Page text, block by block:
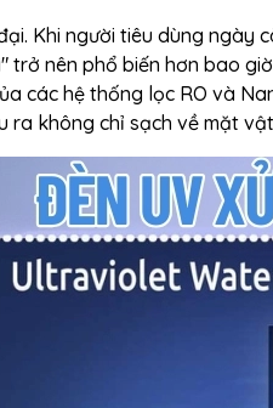
Khi người tiêu dùng
trở nên phổ biến hơn bao
các hệ thống lọc RO và
ra không chỉ sạch về mặt